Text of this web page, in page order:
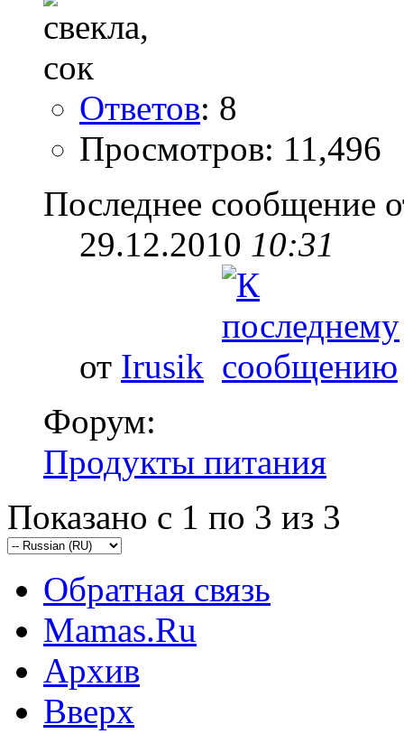
Ответов: 8
Просмотров: 11,496
Последнее сообщение
29.12.2010 10:31
от Irusik
Форум:
Продукты питания
Показано с 1 по 3 из 3
Обратная связь
Mamas.Ru
Архив
Вверх